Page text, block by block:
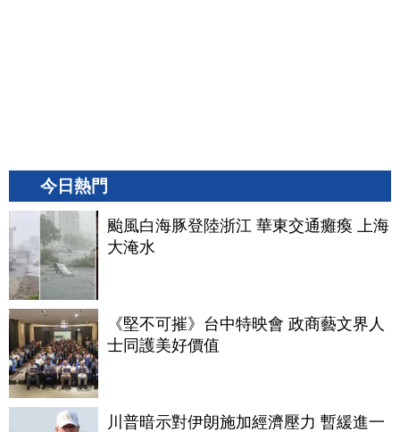
今日熱門
颱風白海豚登陸浙江 華東交通癱瘓 上海
大淹水
《堅不可摧》台中特映會 政商藝文界人
士同護美好價值
川普暗示對伊朗施加經濟壓力 暫緩進一